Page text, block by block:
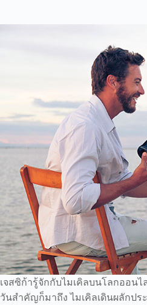
เจสซิก้ารู้จักกับไมเคิลบนโลกออน
วันสำคัญก็มาถึง ไมเคิลเดินผลักปร